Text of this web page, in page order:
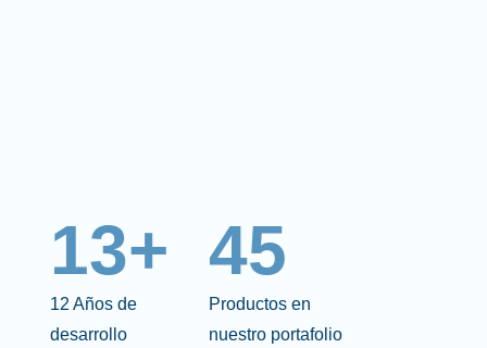
13+
12 Años de
desarrollo
45
Productos en
nuestro portafolio